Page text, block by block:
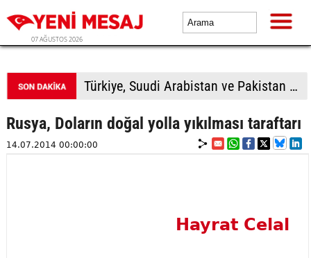
07 AĞUSTOS 2026
Türkiye, Suudi Arabistan ve Pakistan üçlü savunma anlaşması imzalayacak
Rusya, Doların doğal yolla yıkılması taraftarı
14.07.2014 00:00:00
Hayrat Celal